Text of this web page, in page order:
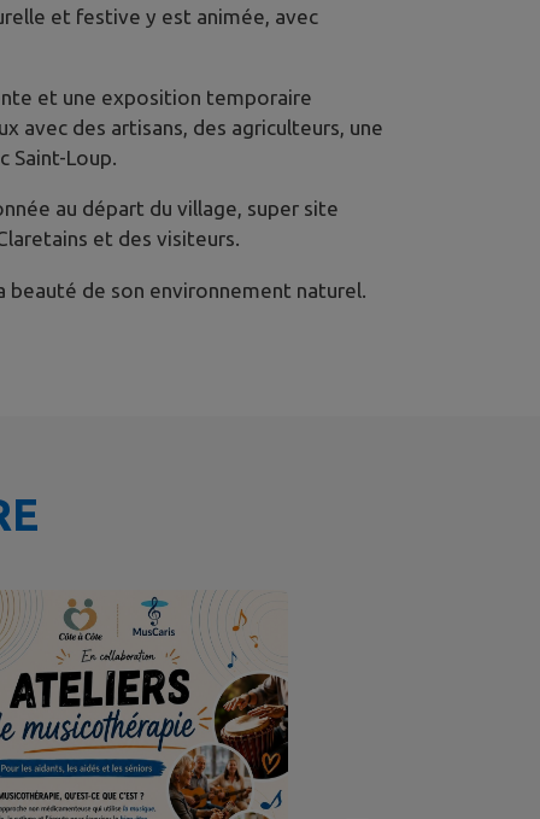
et festive y est animée, avec
et une exposition temporaire
avec des artisans, des agriculteurs, une
Saint-Loup.
au départ du village, super site
et des visiteurs.
beauté de son environnement naturel.